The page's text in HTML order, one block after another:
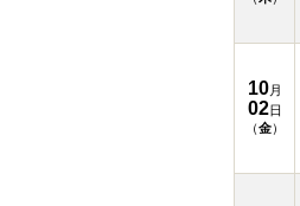
10月
02日
（金）